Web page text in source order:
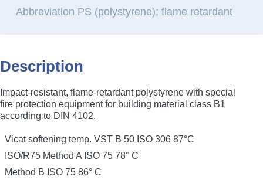
Abbreviation PS (polystyrene); flame retardant
Description
Impact-resistant, flame-retardant polystyrene with special
fire protection equipment for building material class B1
according to DIN 4102.
Vicat softening temp. VST B 50 ISO 306 87°C
ISO/R75 Method A ISO 75 78° C
Method B ISO 75 86° C